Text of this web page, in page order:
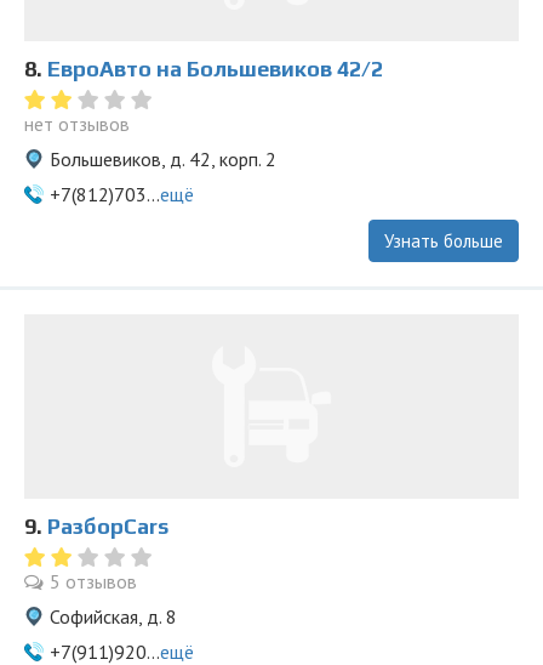
8. ЕвроАвто на Большевиков 42/2
нет отзывов
Большевиков, д. 42, корп. 2
+7(812)703...ещё
Узнать больше
9. РазборCars
5 отзывов
Софийская, д. 8
+7(911)920...ещё